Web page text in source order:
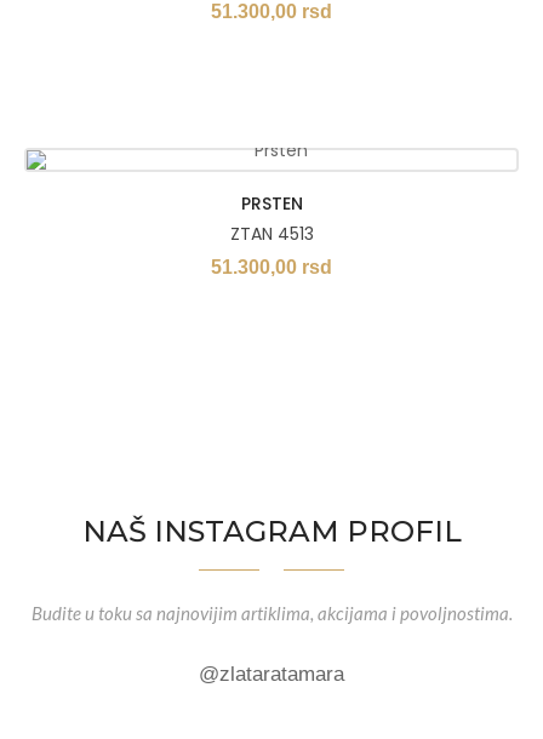
51.300,00 rsd
PRSTEN
ZTAN 4513
51.300,00 rsd
NAŠ INSTAGRAM PROFIL
Budite u toku sa najnovijim artiklima, akcijama i povoljnostima.
@zlataratamara